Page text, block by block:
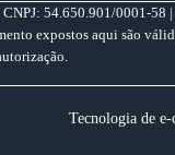
54.650.901/0001-
expostos aqui são
Tecnologia de e-